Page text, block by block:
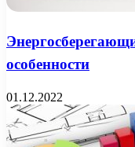
особенности
01.12.2022